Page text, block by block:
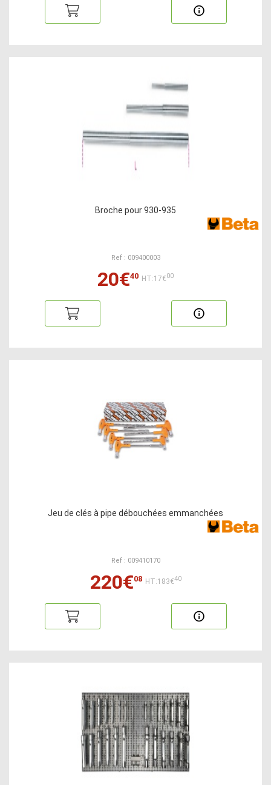
Broche pour 930-935
Ref : 009400003
20€40 HT:17€00
Jeu de clés à pipe débouchées emmanchées
Ref : 009410170
220€08 HT:183€40